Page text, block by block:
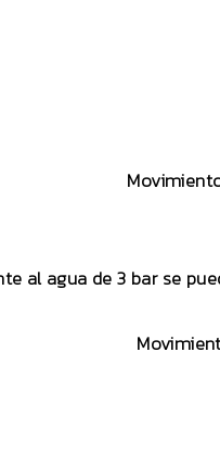
al agua de 3 bar se